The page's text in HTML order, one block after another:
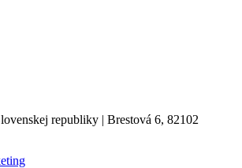
republiky | Brestová 6, 82102